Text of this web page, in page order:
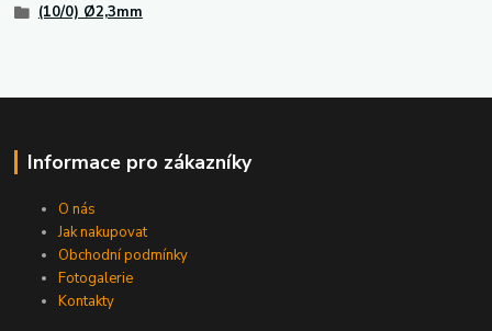
(10/0) Ø2,3mm
Informace pro zákazníky
O nás
Jak nakupovat
Obchodní podmínky
Fotogalerie
Kontakty